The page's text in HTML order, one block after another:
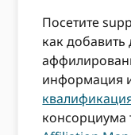
Посетите
как
информация
консорциума